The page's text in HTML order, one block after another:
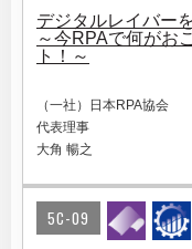
デジタルレイバー
～今RPAで何がお
ト！～
（一社）日本RPA協会
代表理事
大角 暢之
5C-09